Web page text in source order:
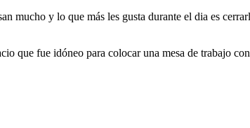
mucho y lo que más les gusta durante el dia es
que fue idóneo para colocar una mesa de trabajo